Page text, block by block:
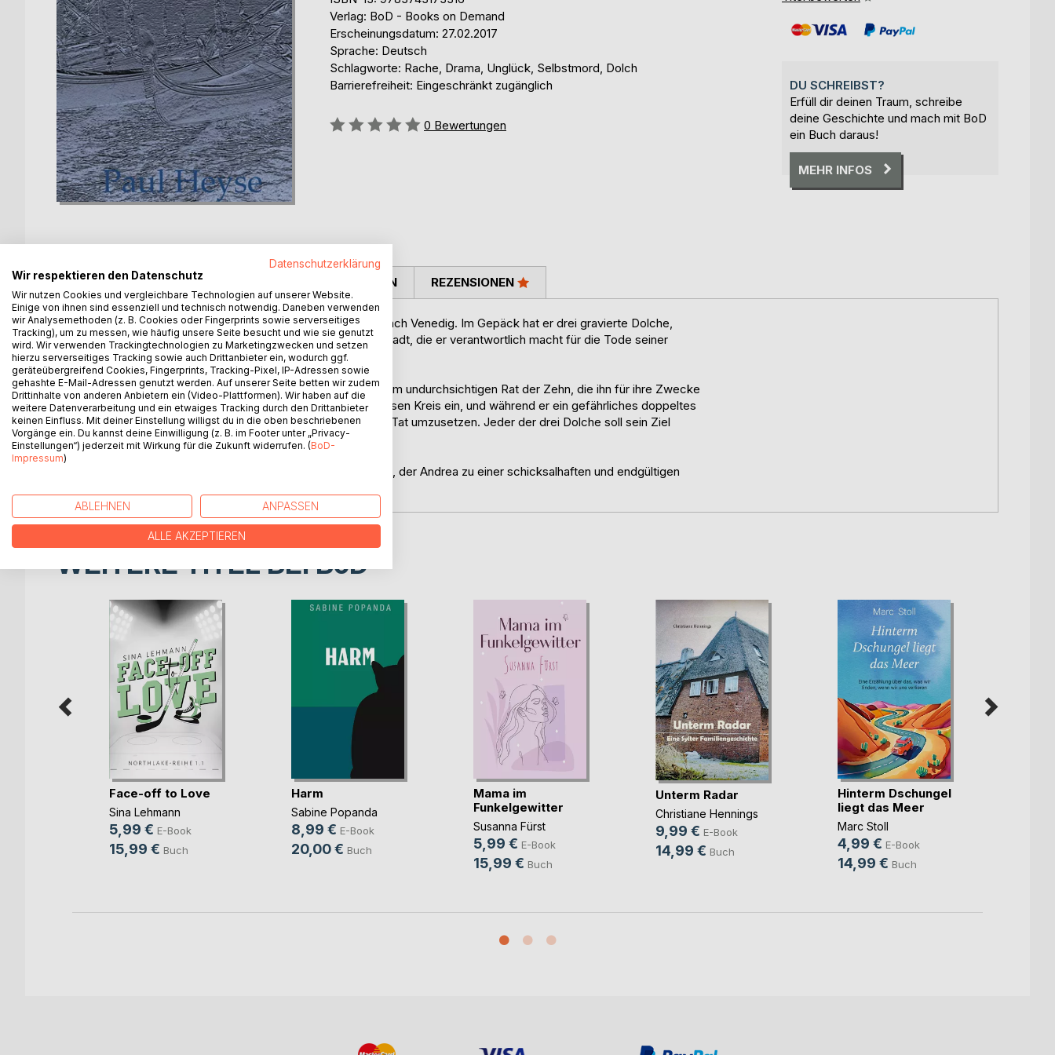
Verlag: BoD - Books on Demand
Erscheinungsdatum: 27.02.2017
Sprache: Deutsch
Schlagworte: Rache, Drama, Unglück, Selbstmord, Dolch
Barrierefreiheit: Eingeschränkt zugänglich
Bewertung::
0 Bewertungen
DU SCHREIBST?
Erfüll dir deinen Traum, schreibe
deine Geschichte und mach mit BoD
ein Buch daraus!
MEHR INFOS
BESCHREIBUNG
Andrea Delfin, der Nachfahre adliger Gutsbesitzer, reist nach Venedig. Im Gepäck hat er drei gravierte Dolche,
bestimmt für Attentate auf die Machthaber der Lagunenstadt, die er verantwortlich macht für die Tode seiner
Schwester und seines Bruders.
In Venedig angekommen, kommt Andrea in Kontakt mit dem undurchsichtigen Rat der Zehn, die ihn für ihre Zwecke
vereinnahmen wollen. Andrea lässt sich mit diesem ominösen Kreis ein, und während er ein gefährliches doppeltes
Spiel spielt, versucht er zugleich, seinen Racheplan in die Tat umzusetzen. Jeder der drei Dolche soll sein Ziel
finden.
Doch schließlich kommt es zu einem dramatischen Vorfall, der Andrea zu einer schicksalhaften und endgültigen
AUTOR/IN PRESSESTIMMEN REZENSIONEN
WEITERE TITEL BEIBoD
Face-off to Love
Sina Lehmann
5,99 € E-Book
15,99 € Buch
Harm
Sabine Popanda
8,99 € E-Book
20,00 € Buch
Mama im
Funkelgewitter
Susanna Fürst
5,99 € E-Book
15,99 € Buch
Unterm Radar
Christiane Hennings
9,99 € E-Book
14,99 € Buch
Hinterm Dschungel
liegt das Meer
Marc Stoll
4,99 € E-Book
14,99 € Buch
Datenschutzerklärung
Wir respektieren den Datenschutz
Wir nutzen Cookies und vergleichbare Technologien auf unserer Website.
Einige von ihnen sind essenziell und technisch notwendig. Daneben verwenden
wir Analysemethoden (z. B. Cookies oder Fingerprints sowie serverseitiges
Tracking), um zu messen, wie häufig unsere Seite besucht und wie sie genutzt
wird. Wir verwenden Trackingtechnologien zu Marketingzwecken und setzen
hierzu serverseitiges Tracking sowie auch Drittanbieter ein, wodurch ggf.
geräteübergreifend Cookies, Fingerprints, Tracking-Pixel, IP-Adressen sowie
gehashte E-Mail-Adressen genutzt werden. Auf unserer Seite betten wir zudem
Drittinhalte von anderen Anbietern ein (Video-Plattformen). Wir haben auf die
weitere Datenverarbeitung und ein etwaiges Tracking durch den Drittanbieter
keinen Einfluss. Mit deiner Einstellung willigst du in die oben beschriebenen
Vorgänge ein. Du kannst deine Einwilligung (z. B. im Footer unter „Privacy-
Einstellungen“) jederzeit mit Wirkung für die Zukunft widerrufen. (BoD-
Impressum)
ABLEHNEN ANPASSEN
ALLE AKZEPTIEREN